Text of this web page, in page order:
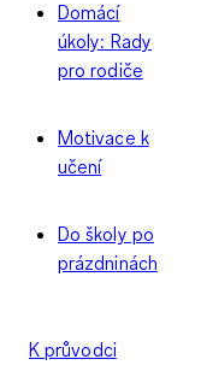
Domácí
úkoly: Rady
pro rodiče
Motivace k
učení
Do školy po
prázdninách
K průvodci